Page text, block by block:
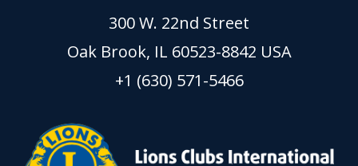
300 W. 22nd Street
Oak Brook, IL 60523-8842 USA
+1 (630) 571-5466